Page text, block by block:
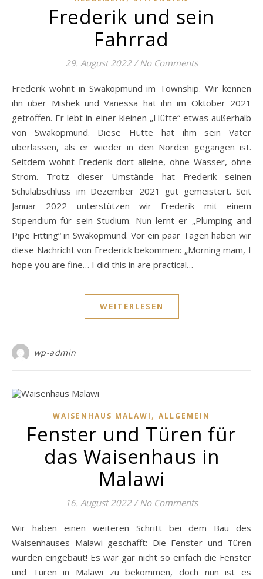
Frederik und sein
Fahrrad
29. August 2022 / No Comments
Frederik wohnt in Swakopmund im Township. Wir kennen
ihn über Mishek und Vanessa hat ihn im Oktober 2021
getroffen. Er lebt in einer kleinen „Hütte“ etwas außerhalb
von Swakopmund. Diese Hütte hat ihm sein Vater
überlassen, als er wieder in den Norden gegangen ist.
Seitdem wohnt Frederik dort alleine, ohne Wasser, ohne
Strom. Trotz dieser Umstände hat Frederik seinen
Schulabschluss im Dezember 2021 gut gemeistert. Seit
Januar 2022 unterstützen wir Frederik mit einem
Stipendium für sein Studium. Nun lernt er „Plumping and
Pipe Fitting“ in Swakopmund. Vor ein paar Tagen haben wir
diese Nachricht von Frederick bekommen: „Morning mam, I
hope you are fine… I did this in are practical…
WEITERLESEN
wp-admin
WAISENHAUS MALAWI , ALLGEMEIN
Fenster und Türen für
das Waisenhaus in
Malawi
16. August 2022 / No Comments
Wir haben einen weiteren Schritt bei dem Bau des
Waisenhauses Malawi geschafft: Die Fenster und Türen
wurden eingebaut! Es war gar nicht so einfach die Fenster
und Türen in Malawi zu bekommen, doch nun ist es